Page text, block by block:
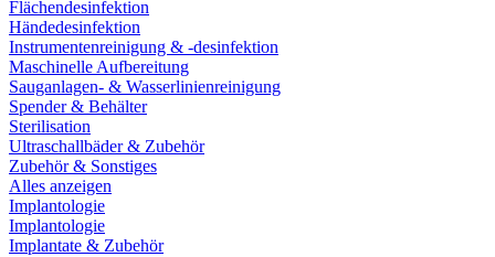
Flächendesinfektion
Händedesinfektion
Instrumentenreinigung & -desinfektion
Maschinelle Aufbereitung
Sauganlagen- & Wasserlinienreinigung
Spender & Behälter
Sterilisation
Ultraschallbäder & Zubehör
Zubehör & Sonstiges
Alles anzeigen
Implantologie
Implantologie
Implantate & Zubehör